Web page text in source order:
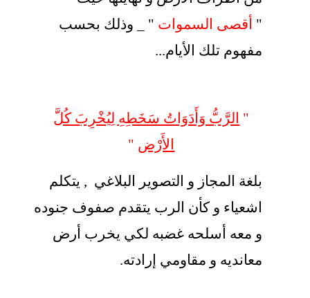
" أقصى السموات " _ وذلك بحسب
مفهوم تلك الأيام...
" الرَّبُّ وَأَدَوَاتُ سَخَطِهِ لِيُخْرِبَ كُلَّ
الأَرْض "
بلغة المجاز و التصوير البلاغي , يتكلم
اشعياء و كأن الرب يتقدم صفوف جنوده
و معه أسلحه غضبه لكي يخرب أرض
معانديه و مقاومي إرادته.